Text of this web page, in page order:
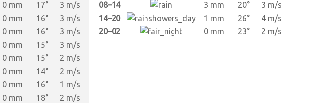
0 mm 17°
3 m/s
0 mm 16°
3 m/s
0 mm 16°
3 m/s
0 mm 15°
3 m/s
0 mm 15°
2 m/s
0 mm 14°
2 m/s
0 mm 16°
1 m/s
0 mm 18°
2 m/s
08–14
3 mm 20°
3 m/s
14–20
1 mm 26°
4 m/s
20–02
0 mm 23° 2 m/s